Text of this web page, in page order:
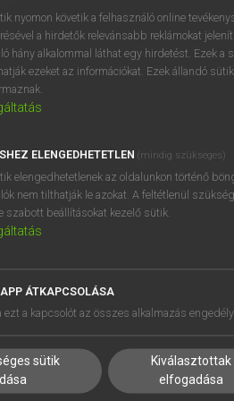
BELÉPÉS
SÚGÓ
RÓLUNK
SÜTI BEÁLLÍTÁSOK
nyomon követik a felhasználó online
a hirdetők relevánsabb reklámokat
hány alkalommal láthat egy hirdetést. Ezek a
ezeket az információkat. Ezek állandó
ELENGEDHETETLEN (mindig szükséges)
elengedhetetlenek az oldalunkon történő
nem tilthatják le azokat. A feltétlenül
szabott beállításokat kezelő sütik.
ÁTKAPCSOLÁSA
ezt a kapcsolót az összes alkalmazás
sütik
Kiválasztottak
elfogadása